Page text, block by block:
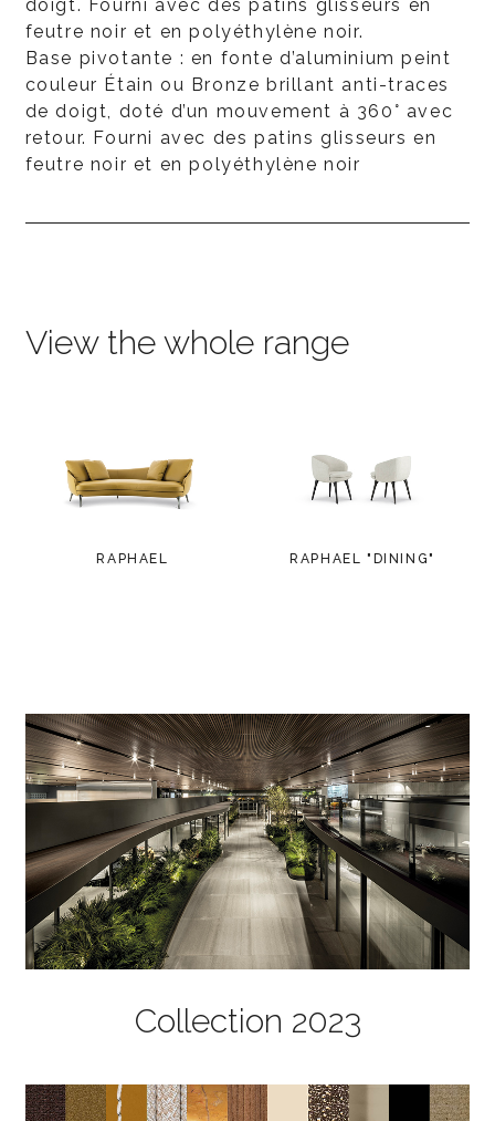
doigt. Fourni avec des patins glisseurs en
feutre noir et en polyéthylène noir.
Base pivotante : en fonte d’aluminium peint
couleur Étain ou Bronze brillant anti-traces
de doigt, doté d’un mouvement à 360° avec
retour. Fourni avec des patins glisseurs en
feutre noir et en polyéthylène noir
View the whole range
RAPHAEL RAPHAEL "DINING"
Collection 2023